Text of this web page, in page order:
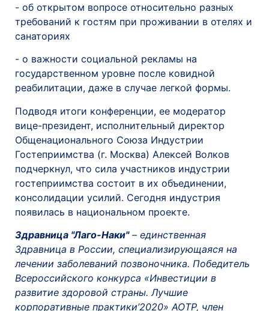
- об открытом вопросе относительно разных
требований к гостям при проживании в отелях и
санаториях
- о важности социальной рекламы на
государственном уровне после ковидной
реабилитации, даже в случае легкой формы.
Подводя итоги конференции, ее модератор
вице-президент, исполнительный директор
Общенационального Союза Индустрии
Гостеприимства (г. Москва) Алексей Волков
подчеркнул, что сила участников индустрии
гостеприимства состоит в их объединении,
консолидации усилий. Сегодня индустрия
появилась в национальном проекте.
Здравница "Лаго-Наки"– единственная
Здравница в России, специализирующаяся на
лечении заболеваний позвоночника. Победитель
Всероссийского конкурса «Инвестиции в
развитие здоровой страны. Лучшие
корпоративные практики’2020» АОТР, член